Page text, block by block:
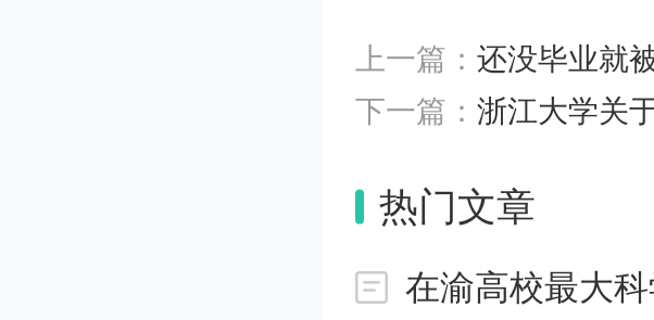
它是一所百年老校
范学堂，后来曾经
等师范学校、国立
上一篇： 还没毕业就被疯抢
下一篇： 浙江大学关于接收
热门文章
在渝高校最大